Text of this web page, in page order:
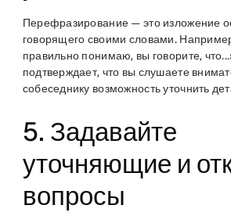
Перефразирование — это изложение
говорящего своими словами.
правильно понимаю, вы говорите,
подтверждает, что вы слушаете
собеседнику возможность уточнить
5. Задавайте
уточняющие и
вопросы